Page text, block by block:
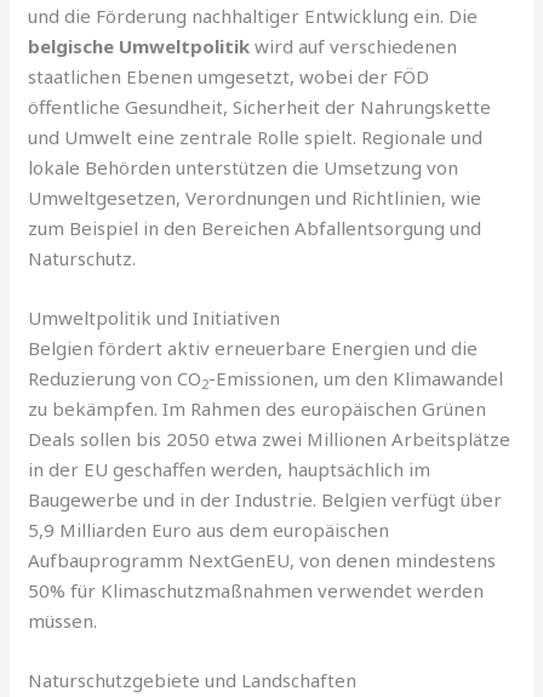
und die Förderung nachhaltiger Entwicklung ein. Die
belgische Umweltpolitik wird auf verschiedenen
staatlichen Ebenen umgesetzt, wobei der FÖD
öffentliche Gesundheit, Sicherheit der Nahrungskette
und Umwelt eine zentrale Rolle spielt. Regionale und
lokale Behörden unterstützen die Umsetzung von
Umweltgesetzen, Verordnungen und Richtlinien, wie
zum Beispiel in den Bereichen Abfallentsorgung und
Naturschutz.
Umweltpolitik und Initiativen
Belgien fördert aktiv erneuerbare Energien und die
Reduzierung von CO2-Emissionen, um den Klimawandel
zu bekämpfen. Im Rahmen des europäischen Grünen
Deals sollen bis 2050 etwa zwei Millionen Arbeitsplätze
in der EU geschaffen werden, hauptsächlich im
Baugewerbe und in der Industrie. Belgien verfügt über
5,9 Milliarden Euro aus dem europäischen
Aufbauprogramm NextGenEU, von denen mindestens
50% für Klimaschutzmaßnahmen verwendet werden
müssen.
Naturschutzgebiete und Landschaften